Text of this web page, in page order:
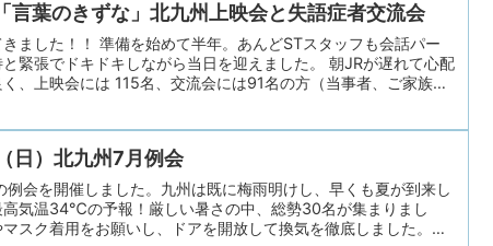
は熊本工業でしたが、５校全てに予想（応援）票が入りました。
ちを応援したいと思います。 9月の結果発表をお楽しみに。 今月
供の頃の夏休みの想い出」 山、川、海、畑、プール、図...
言葉のきずな」北九州上映会と失語症者交流会
ました！！ 準備を始めて半年。あんどSTスタッフも会話パー
と緊張でドキドキしながら当日を迎えました。 朝JRが遅れて心配
、上映会には 115名、交流会には91名の方（当事者、ご家族、
声と拍手が起こりました。 会場後方の展示コーナーには、あす
写真、絵、陶芸作品、木彫り作品など）が披露されました。み
関心の広さや深さに本当に驚きます。 そしていよいよ「言葉...
日）北九州7月例会
会を開催しました。九州は既に梅雨明けし、早くも夏が到来し
高気温34℃の予報！厳しい暑さの中、総勢30名が集まりまし
スク着用をお願いし、ドアを開放して換気を徹底しました。水